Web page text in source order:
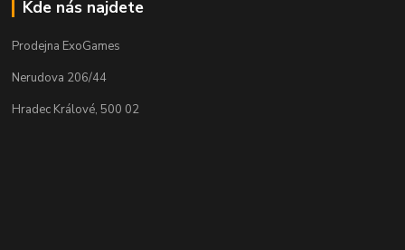
Kde nás najdete
Prodejna ExoGames
Nerudova 206/44
Hradec Králové, 500 02